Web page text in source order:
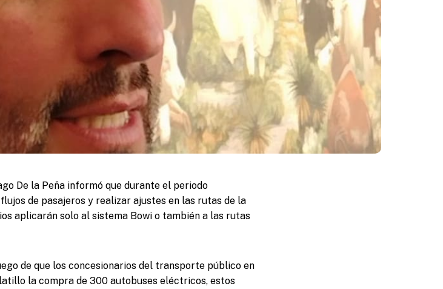
De la Peña informó que durante el periodo
de pasajeros y realizar ajustes en las rutas de la
aplicarán solo al sistema Bowi o también a las rutas
de que los concesionarios del transporte público en
la compra de 300 autobuses eléctricos, estos